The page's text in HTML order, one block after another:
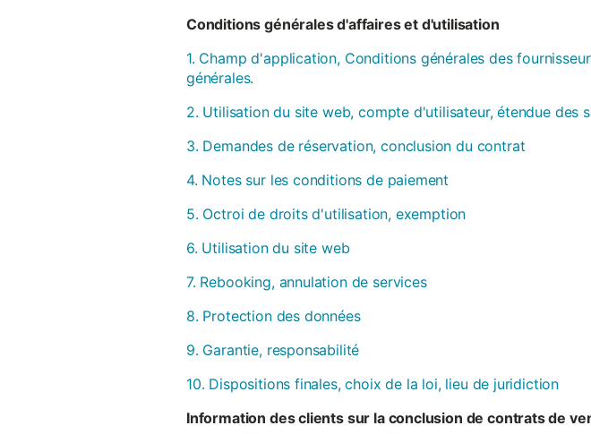
Conditions générales d'affaires et d'utilisation
1. Champ d'application, Conditions générales des
générales.
2. Utilisation du site web, compte d'utilisateur, étendue des
3. Demandes de réservation, conclusion du contrat
4. Notes sur les conditions de paiement
5. Octroi de droits d'utilisation, exemption
6. Utilisation du site web
7. Rebooking, annulation de services
8. Protection des données
9. Garantie, responsabilité
10. Dispositions finales, choix de la loi, lieu de juridiction
Information des clients sur la conclusion de contrats de